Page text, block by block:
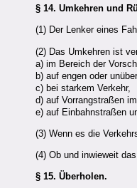
§ 14. Umkehren und
(1) Der Lenker eines
(2) Das Umkehren ist
a) im Bereich der
b) auf engen oder
c) bei starkem Verkehr,
d) auf Vorrangstraßen
e) auf Einbahnstraßen
(3) Wenn es die
(4) Ob und inwieweit
§ 15. Überholen.